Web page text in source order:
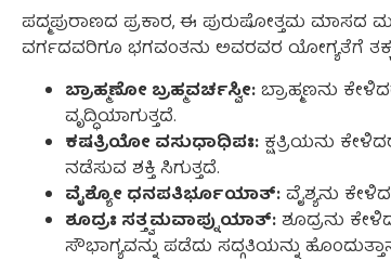
ಪದ್ಮಪುರಾಣದ ಪ್ರಕಾರ, ಈ ಪುರುಷೋತ್ತಮ
ವರ್ಗದವರಿಗೂ ಭಗವಂತನು ಅವರವರ ಯೋಗ್ಯತೆಗೆ
ಬ್ರಾಹ್ಮಣೋ ಬ್ರಹ್ಮವರ್ಚಸ್ವೀ:ಬ್ರಾಹ್ಮಣನು
ವೃದ್ಧಿಯಾಗುತ್ತದೆ.
ಕಷತ್ರಿಯೋ ವಸುಧಾಧಿಪಃ: ಕ್ಷತ್ರಿಯನು
ನಡೆಸುವ ಶಕ್ತಿ ಸಿಗುತ್ತದೆ.
ವೈಶ್ಯೋ ಧನಪತಿರ್ಭೂಯಾತ್:ವೈಶ್ಯನು
ಶೂದ್ರಃ ಸತ್ತ್ವಮವಾಪ್ನುಯಾತ್:ಶೂದ್ರನು
ಸೌಭಾಗ್ಯವನ್ನು ಪಡೆದು ಸದ್ಗತಿಯನ್ನು